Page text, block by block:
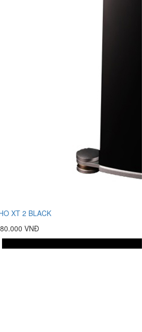
XT 2 BLACK
VNĐ